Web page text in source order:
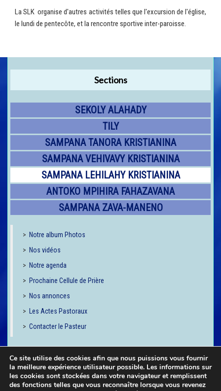
La SLK organise d'autres activités telles que l'excursion de l'église,
le lundi de pentecôte, et la rencontre sportive inter-paroisse.
Sections
SEKOLY ALAHADY
TILY
SAMPANA TANORA KRISTIANINA
SAMPANA VEHIVAVY KRISTIANINA
SAMPANA LEHILAHY KRISTIANINA
ANTOKO MPIHIRA FAHAZAVANA
SAMPANA ZAVA-MANENO
> Notre album Photos
> Nos vidéos
> Notre agenda
> Prochaine Cellule de Prière
> Nos annonces
>
Les Actes Pastoraux
> Contacter le Pasteur
Ce site utilise des cookies afin que nous puissions vous fournir
la meilleure expérience utilisateur possible. Les informations sur
les cookies sont stockées dans votre navigateur et remplissent
des fonctions telles que vous reconnaître lorsque vous revenez